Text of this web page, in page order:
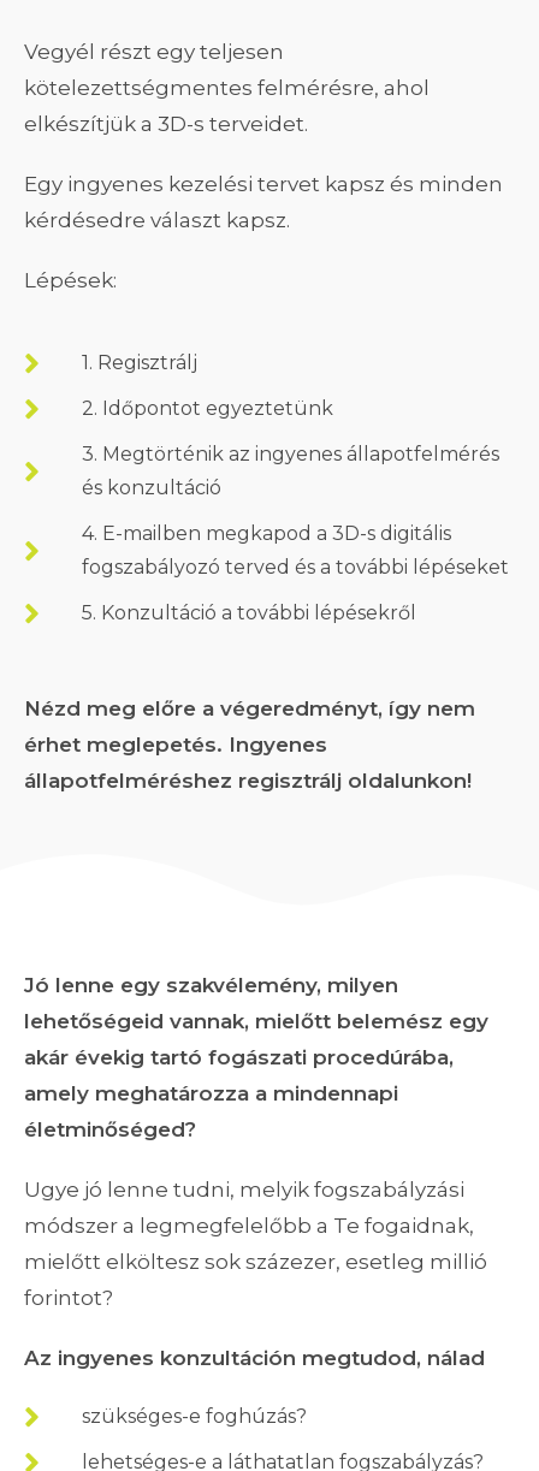
Vegyél részt egy teljesen
kötelezettségmentes felmérésre, ahol
elkészítjük a 3D-s terveidet.
Egy ingyenes kezelési tervet kapsz és minden
kérdésedre választ kapsz.
Lépések:
1. Regisztrálj
2. Időpontot egyeztetünk
3. Megtörténik az ingyenes állapotfelmérés
és konzultáció
4. E-mailben megkapod a 3D-s digitális
fogszabályozó terved és a további lépéseket
5. Konzultáció a további lépésekről
Nézd meg előre a végeredményt, így nem
érhet meglepetés. Ingyenes
állapotfelméréshez regisztrálj oldalunkon!
Jó lenne egy szakvélemény, milyen
lehetőségeid vannak, mielőtt belemész egy
akár évekig tartó fogászati procedúrába,
amely meghatározza a mindennapi
életminőséged?
Ugye jó lenne tudni, melyik fogszabályzási
módszer a legmegfelelőbb a Te fogaidnak,
mielőtt elköltesz sok százezer, esetleg millió
forintot?
Az ingyenes konzultáción megtudod, nálad
szükséges-e foghúzás?
lehetséges-e a láthatatlan fogszabályzás?